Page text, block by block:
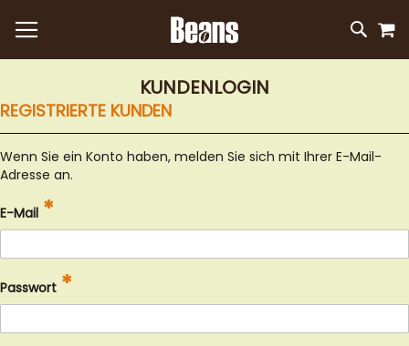
DIREKT
ZUM
INHALT
KUNDENLOGIN
REGISTRIERTE KUNDEN
Wenn Sie ein Konto haben, melden Sie sich mit Ihrer E-Mail-
Adresse an.
E-Mail
Passwort